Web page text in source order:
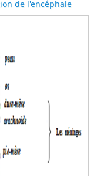
de l'encéphale